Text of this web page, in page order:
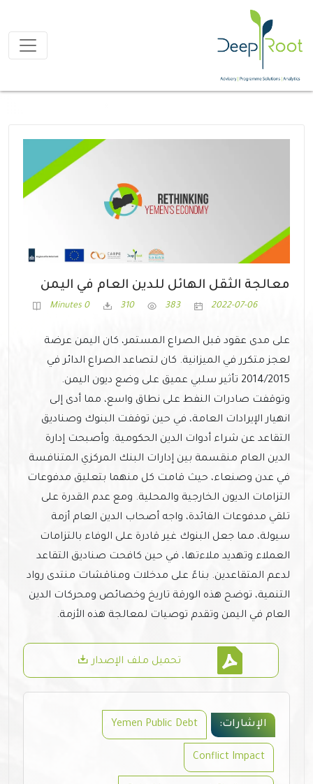
معالجة الثقل الهائل للدين العام في اليمن
2022-07-06
383
310
0 Minutes
على مدى عقود قبل الصراع المستمر، كان اليمن عرضة
لعجز متكرر في الميزانية. كان لتصاعد الصراع الدائر في
2014/2015 تأثير سلبي عميق على وضع ديون اليمن.
وتوقفت صادرات النفط على نطاق واسع، مما أدى إلى
انهيار الإيرادات العامة، في حين توقفت البنوك وصناديق
التقاعد عن شراء أدوات الدين الحكومية. وأصبحت إدارة
الدين العام منقسمة بين إدارات البنك المركزي المتنافسة
في عدن وصنعاء، حيث قامت كل منهما بتعليق مدفوعات
التزامات الديون الخارجية والمحلية. ومع عدم القدرة على
تلقي مدفوعات الفائدة، واجه أصحاب الدين العام أزمة
سيولة، مما جعل البنوك غير قادرة على الوفاء بالتزامات
العملاء وتهديد ملاءتها، في حين كافحت صناديق التقاعد
لدعم المتقاعدين. بناءً على مدخلات ومناقشات منتدى رواد
التنمية، توضح هذه الورقة تاريخ وخصائص ومحركات الدين
العام في اليمن وتقدم توصيات لمعالجة هذه الأزمة.
تحميل ملف الإصدار
الإشارات: Yemen Public Debt
Conflict Impact